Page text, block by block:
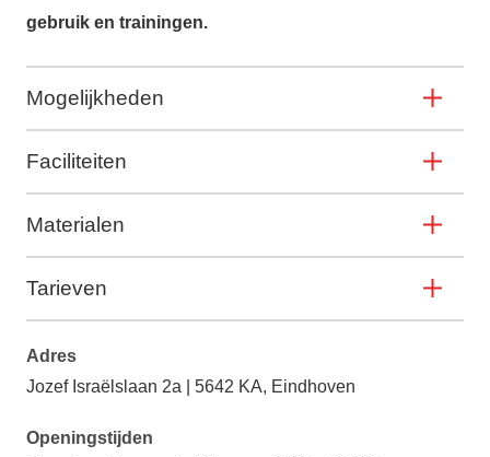
gebruik en trainingen.
Mogelijkheden
Faciliteiten
Materialen
Tarieven
Adres
Jozef Israëlslaan 2a | 5642 KA, Eindhoven
Openingstijden